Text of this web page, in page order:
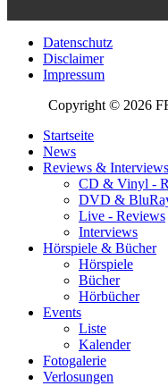
Datenschutz
Disclaimer
Impressum
Copyright © 2026
Startseite
News
Reviews & Interviews
CD & Vinyl -
DVD &
Live - Reviews
Interviews
Hörspiele & Bücher
Hörspiele
Bücher
Hörbücher
Events
Liste
Kalender
Fotogalerie
Verlosungen